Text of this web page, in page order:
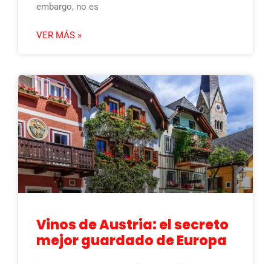
embargo, no es
VER MÁS »
Vinos de Austria: el secreto
mejor guardado de Europa